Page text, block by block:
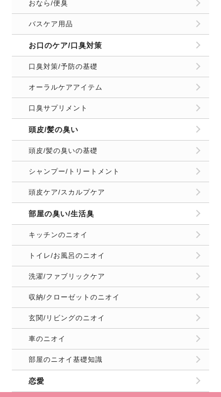
おなら/便臭
バスケア用品
お口のケア/口臭対策
口臭対策/予防の基礎
オーラルケアアイテム
口臭サプリメント
頭皮/髪の臭い
頭皮/髪の臭いの基礎
シャンプー/トリートメント
頭皮ケア/スカルプケア
部屋の臭い/生活臭
キッチンのニオイ
トイレ/お風呂のニオイ
洗濯/ファブリックケア
収納/クローゼットのニオイ
玄関/リビングのニオイ
車のニオイ
部屋のニオイ基礎知識
恋愛